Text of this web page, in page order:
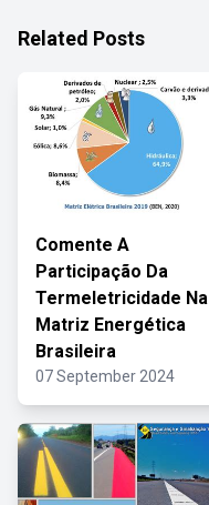
Related Posts
Comente A
Participação Da
Termeletricidade Na
Matriz Energética
Brasileira
07 September 2024